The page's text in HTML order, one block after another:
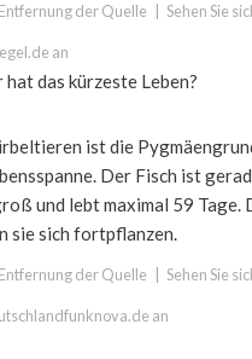
der Quelle Sehen Sie
an
das kürzeste Leben?
ist die
Der Fisch ist
und lebt maximal 59 Tage.
sie sich fortpflanzen.
der Quelle Sehen Sie
an